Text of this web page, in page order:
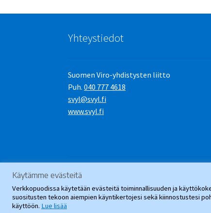
Yhteystiedot
Suomen Viro-yhdistysten liitto
Puh.040 777 4618
svyl@svyl.fi
www.svyl.fi
Käytämme evästeitä
Verkkopuodissa käytetään evästeitä toiminnallisuuden ja
suositusten tekoon aiempien käyntikertojesi sekä kiinnostustesi
käyttöön. Lue lisää